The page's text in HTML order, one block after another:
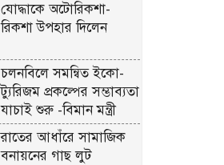
যোদ্ধাকে অটোরিকশা-
রিকশা উপহার দিলেন
চলনবিলে সমন্বিত ইকো-
ট্যুরিজম প্রকল্পের সম্ভাব্যতা
যাচাই শুরু -বিমান মন্ত্রী
রাতের আধাঁরে সামাজিক
বনায়নের গাছ লুট